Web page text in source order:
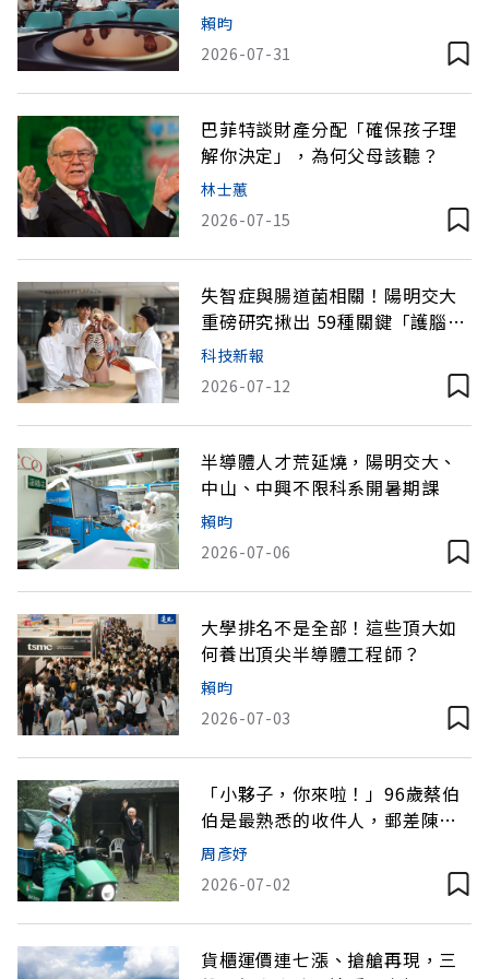
系也搶當AI人才
賴昀
2026-07-31
巴菲特談財產分配「確保孩子理
解你決定」，為何父母該聽？
林士蕙
2026-07-15
失智症與腸道菌相關！陽明交大
重磅研究揪出 59種關鍵「護腦」
益生菌
科技新報
2026-07-12
半導體人才荒延燒，陽明交大、
中山、中興不限科系開暑期課
賴昀
2026-07-06
大學排名不是全部！這些頂大如
何養出頂尖半導體工程師？
賴昀
2026-07-03
「小夥子，你來啦！」96歲蔡伯
伯是最熟悉的收件人，郵差陳建
學翻山守望20年
周彥妤
2026-07-02
貨櫃運價連七漲、搶艙再現，三